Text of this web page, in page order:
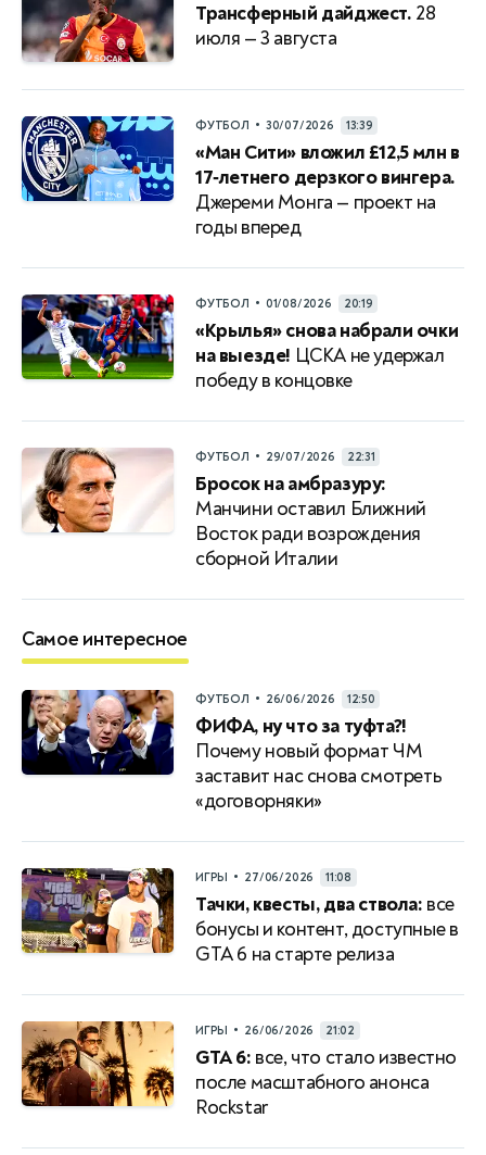
Трансферный дайджест. 28
июля — 3 августа
ФУТБОЛ • 30/07/2026 13:39
«Ман Сити» вложил £12,5 млн в
17‑летнего дерзкого вингера.
Джереми Монга — проект на
годы вперед
ФУТБОЛ • 01/08/2026 20:19
«Крылья» снова набрали очки
на выезде! ЦСКА не удержал
победу в концовке
ФУТБОЛ • 29/07/2026 22:31
Бросок на амбразуру:
Манчини оставил Ближний
Восток ради возрождения
сборной Италии
Самое интересное
ФУТБОЛ • 26/06/2026 12:50
ФИФА, ну что за туфта?!
Почему новый формат ЧМ
заставит нас снова смотреть
«договорняки»
ИГРЫ • 27/06/2026 11:08
Тачки, квесты, два ствола: все
бонусы и контент, доступные в
GTA 6 на старте релиза
ИГРЫ • 26/06/2026 21:02
GTA 6: все, что стало известно
после масштабного анонса
Rockstar